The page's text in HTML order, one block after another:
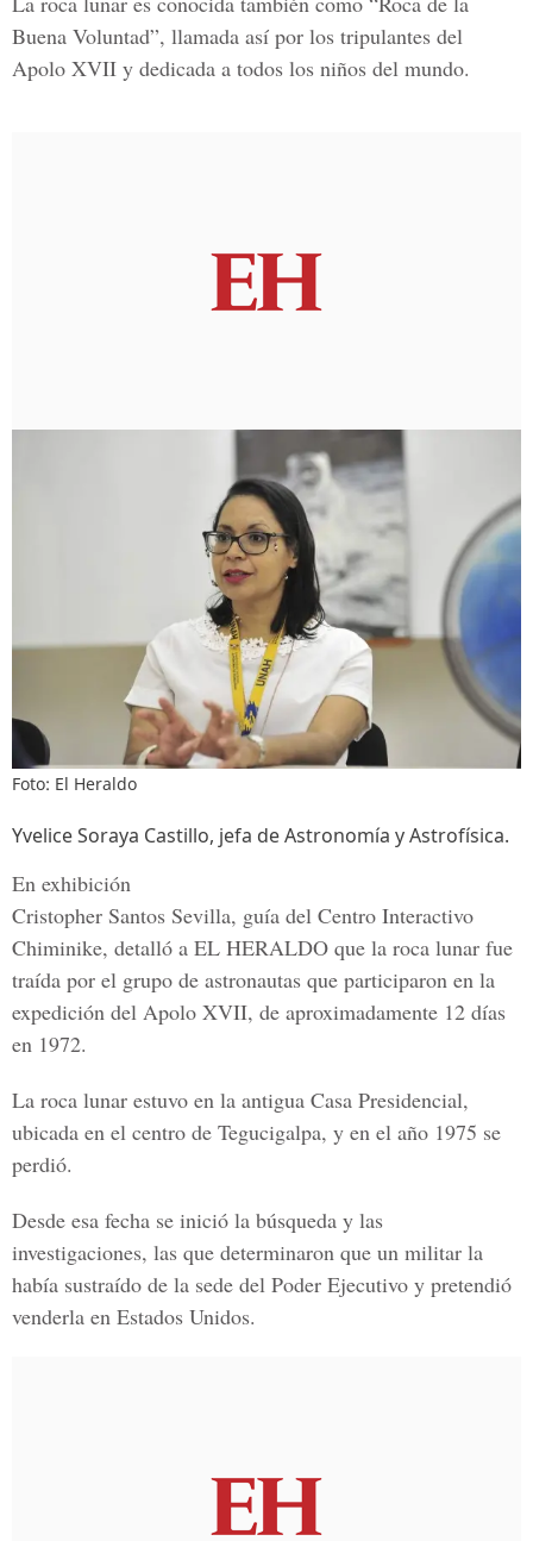
Buena Voluntad”, llamada así por los tripulantes del
Apolo XVII y dedicada a todos los niños del mundo.
Foto: El Heraldo
Yvelice Soraya Castillo, jefa de Astronomía y Astrofísica.
En exhibición
Cristopher Santos Sevilla, guía del Centro Interactivo
Chiminike, detalló a EL HERALDO que la roca lunar fue
traída por el grupo de astronautas que participaron en la
expedición del Apolo XVII, de aproximadamente 12 días
en 1972.
La roca lunar estuvo en la antigua Casa Presidencial,
ubicada en el centro de Tegucigalpa, y en el año 1975 se
perdió.
Desde esa fecha se inició la búsqueda y las
investigaciones, las que determinaron que un militar la
había sustraído de la sede del Poder Ejecutivo y pretendió
venderla en Estados Unidos.